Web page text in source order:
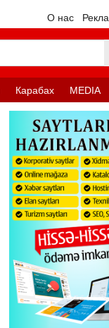
О нас
Карабах MEDIA